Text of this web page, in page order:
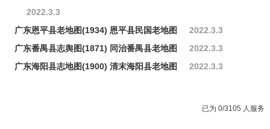
2022.3.3
广东恩平县老地图(1934) 恩平县民国老地图
2022.3.3
广东番禺县志舆图(1871) 同治番禺县老地图
2022.3.3
广东海阳县志地图(1900) 清末海阳县老地图
2022.3.3
已为 0/3105 人服务